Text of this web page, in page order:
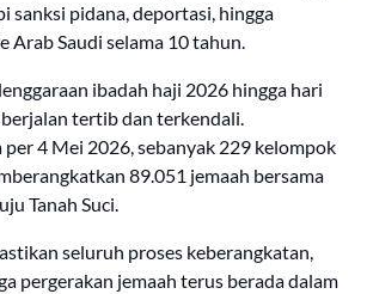
sanksi pidana, deportasi, hingga
Arab Saudi selama 10 tahun.
ibadah haji 2026 hingga hari
tertib dan terkendali.
per 4 Mei 2026, sebanyak 229 kelompok
89.051 jemaah bersama
Tanah Suci.
seluruh proses keberangkatan,
pergerakan jemaah terus berada dalam